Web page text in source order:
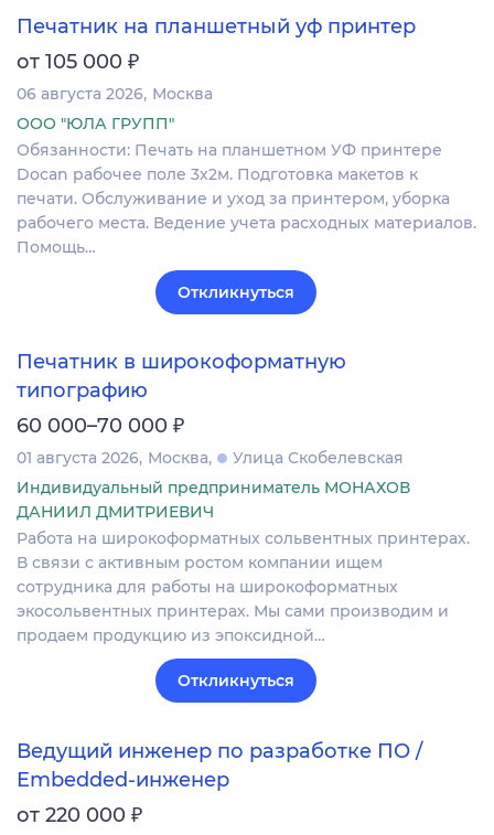
Печатник на планшетный уф принтер
от 105 000 ₽
06 августа 2026 Москва
ООО "ЮЛА ГРУПП"
Обязанности: Печать на планшетном УФ принтере
Docan рабочее поле 3х2м. Подготовка макетов к
печати. Обслуживание и уход за принтером, уборка
рабочего места. Ведение учета расходных материалов.
Помощь…
Откликнуться
Печатник в широкоформатную
типографию
60 000–70 000 ₽
01 августа 2026 Москва
Улица Скобелевская
Индивидуальный предприниматель МОНАХОВ
ДАНИИЛ ДМИТРИЕВИЧ
Работа на широкоформатных сольвентных принтерах.
В связи с активным ростом компании ищем
сотрудника для работы на широкоформатных
экосольвентных принтерах. Мы сами производим и
продаем продукцию из эпоксидной…
Откликнуться
Ведущий инженер по разработке ПО /
Embedded-инженер
от 220 000 ₽